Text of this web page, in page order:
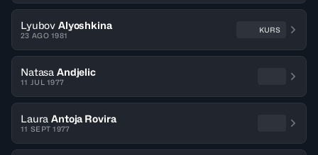
Lyubov Alyoshkina
23 AGO 1981
KURS
Natasa Andjelic
11 JUL 1977
Laura Antoja Rovira
11 SEPT 1977